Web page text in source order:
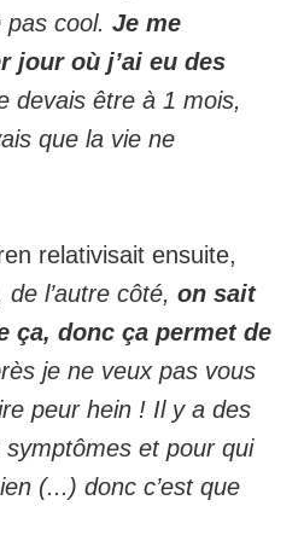
cool. Je me
jour où j’ai eu des
devais être à 1 mois,
que la vie ne
relativisait ensuite,
de l’autre côté, on sait
ça, donc ça permet de
je ne veux pas vous
peur hein ! Il y a des
symptômes et pour qui
(...) donc c’est que